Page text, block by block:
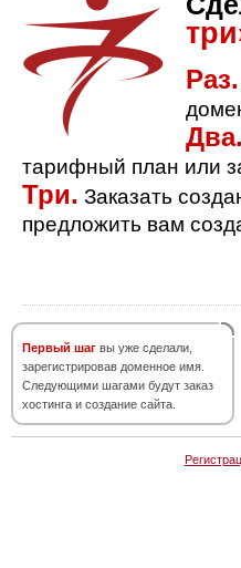
Раз.
Два.
тарифный план или
Три. Заказать
предложить вам
Первый шаг вы уже сделали,
зарегистрировав доменное имя.
Следующими шагами будут заказ
хостинга и создание сайта.